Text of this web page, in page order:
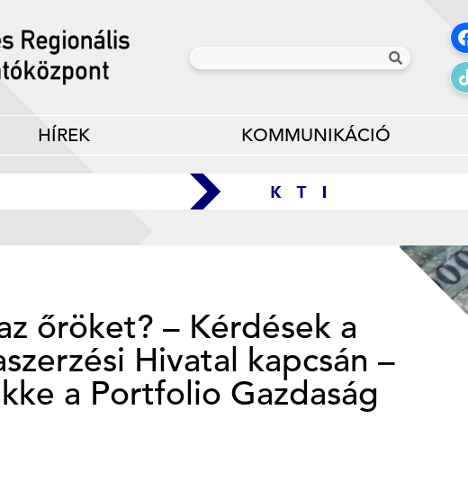
HÍREK KOMMUNIKÁCIÓ
őröket? – Kérdések a
Hivatal kapcsán –
a Portfolio Gazdaság